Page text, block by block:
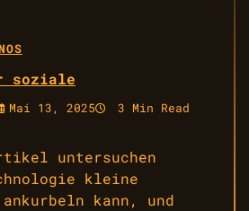
soziale
Mai 13, 2025
3 Min Read
untersuchen
kleine
ankurbeln kann, und